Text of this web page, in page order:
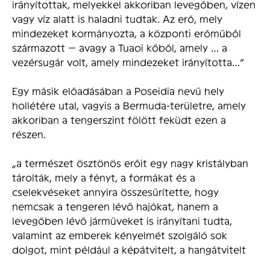
irányítottak, melyekkel akkoriban levegőben, vízen
vagy víz alatt is haladni tudtak. Az erő, mely
mindezeket kormányozta, a központi erőműből
származott — avagy a Tuaoi kőből, amely … a
vezérsugár volt, amely mindezeket irányította…”
Egy másik előadásában a Poseidia nevű hely
hollétére utal, vagyis a Bermuda-területre, amely
akkoriban a tengerszint fölött feküdt ezen a
részen.
„a természet ösztönös erőit egy nagy kristályban
tárolták, mely a fényt, a formákat és a
cselekvéseket annyira összesűrítette, hogy
nemcsak a tengeren lévő hajókat, hanem a
levegőben lévő járműveket is irányítani tudta,
valamint az emberek kényelmét szolgáló sok
dolgot, mint például a képátvitelt, a hangátvitelt